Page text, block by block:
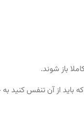
باز شوند.
باید از آن تنفس کنید